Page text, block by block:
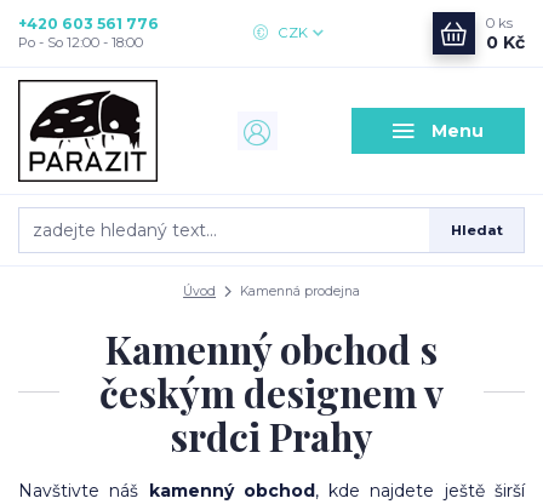
Menu
CZK
Hledat
+420 603 561 776
Po - So 12:00 - 18:00
0 ks
0 Kč
Úvod Kamenná prodejna
Kamenný obchod s
českým designem v
srdci Prahy
Navštivte náš kamenný obchod , kde najdete ještě širší